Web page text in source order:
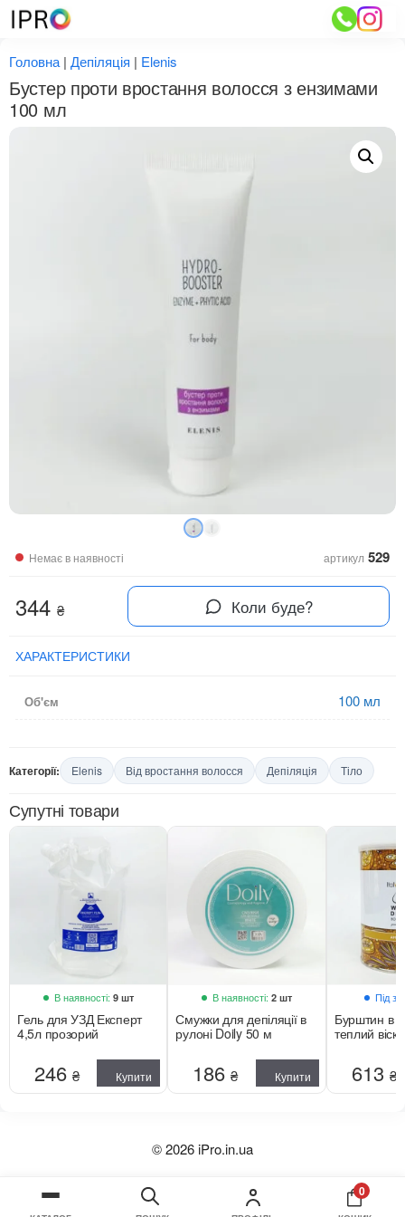
Перейти
до
Головна | Депіляція | Elenis
Бустер проти вростання волосся з ензимами
100 мл
Немає в наявності артикул 529
344 ₴ Коли буде?
ХАРАКТЕРИСТИКИ
Об'єм 100 мл
Категорії: Elenis Від вростання волосся Депіляція Тіло
Супутні товари
В наявності: 9 шт
Гель для УЗД Експерт
4,5л прозорий
246 ₴ Купити
В наявності: 2 шт
Смужки для депіляції в
рулоні Doily 50 м
186₴ Купити
Під
Бурштин в
теплий
613 ₴
0
© 2026 iPro.in.ua